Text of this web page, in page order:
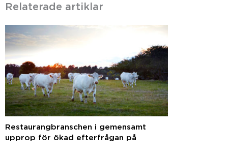
Relaterade artiklar
Restaurangbranschen i gemensamt
upprop för ökad efterfrågan på